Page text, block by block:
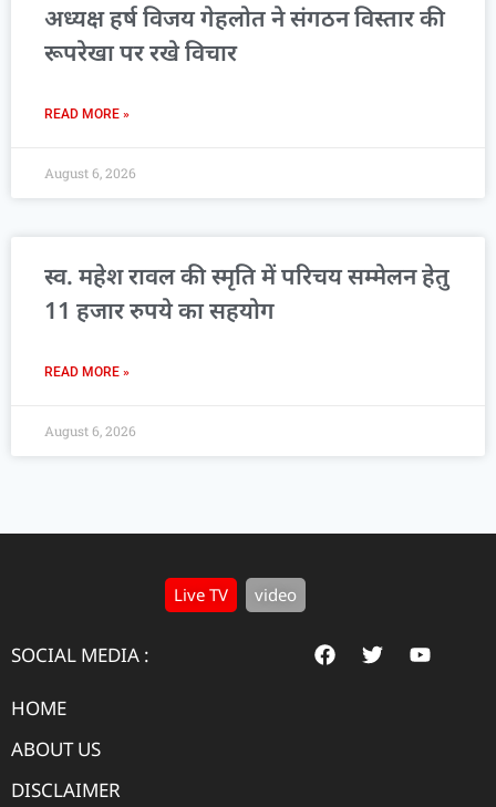
अध्यक्ष हर्ष विजय गेहलोत ने संगठन विस्तार की
रूपरेखा पर रखे विचार
READ MORE »
August 6, 2026
स्व. महेश रावल की स्मृति में परिचय सम्मेलन हेतु
11 हजार रुपये का सहयोग
READ MORE »
August 6, 2026
Live TV video
SOCIAL MEDIA :
HOME
ABOUT US
DISCLAIMER